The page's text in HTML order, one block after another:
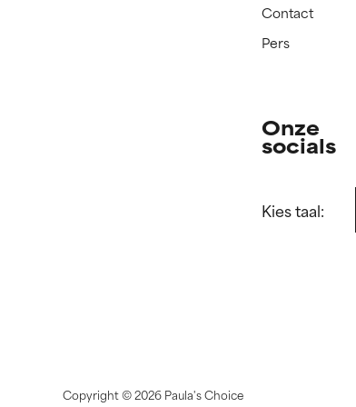
Contact
Pers
Onze
socials
Kies taal:
Copyright ©2026 Paula's Choice